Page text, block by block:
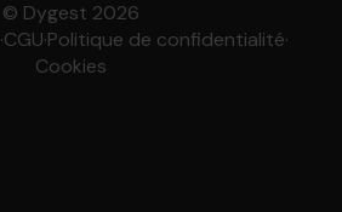
© Dygest 2026
·CGU·Politique de confidentialité·
Cookies